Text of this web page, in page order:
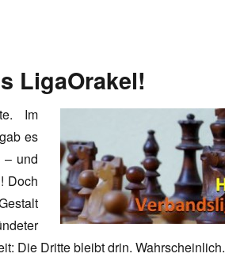
LigaOrakel!
Im
es
– und
Doch
Die Dritte bleibt drin. Wahrscheinlich.